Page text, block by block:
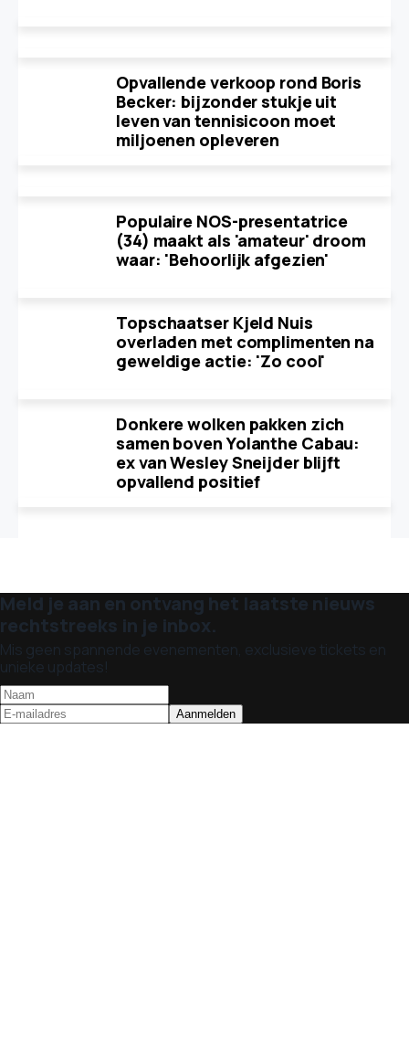
Opvallende verkoop rond Boris
Becker: bijzonder stukje uit
leven van tennisicoon moet
miljoenen opleveren
Populaire NOS-presentatrice
(34) maakt als 'amateur' droom
waar: 'Behoorlijk afgezien'
Topschaatser Kjeld Nuis
overladen met complimenten na
geweldige actie: 'Zo cool'
Donkere wolken pakken zich
samen boven Yolanthe Cabau:
ex van Wesley Sneijder blijft
opvallend positief
Meld je aan en ontvang het laatste nieuws
rechtstreeks in je inbox.
Mis geen spannende evenementen, exclusieve tickets en
unieke updates!